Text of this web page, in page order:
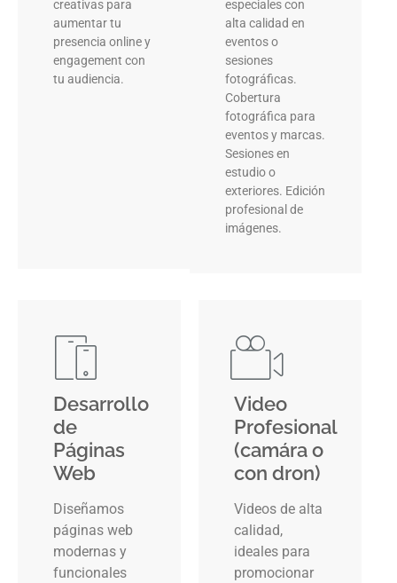
creativas para
aumentar tu
presencia online y
engagement con
tu audiencia.
especiales con
alta calidad en
eventos o
sesiones
fotográficas.
Cobertura
fotográfica para
eventos y marcas.
Sesiones en
estudio o
exteriores. Edición
profesional de
imágenes.
Desarrollo
de
Páginas
Web
Diseñamos
páginas web
modernas y
funcionales
Video
Profesional
(camára o
con dron)
Videos de alta
calidad,
ideales para
promocionar